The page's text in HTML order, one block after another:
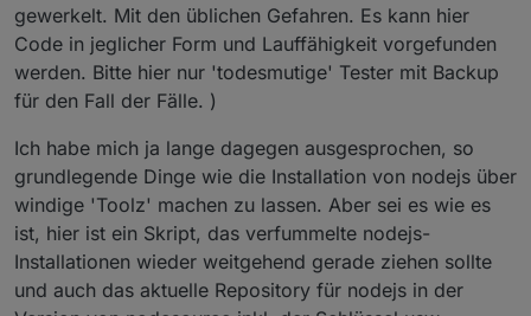
gewerkelt. Mit den üblichen Gefahren. Es kann hier
Code in jeglicher Form und Lauffähigkeit vorgefunden
werden. Bitte hier nur 'todesmutige' Tester mit Backup
für den Fall der Fälle. )
Ich habe mich ja lange dagegen ausgesprochen, so
grundlegende Dinge wie die Installation von nodejs über
windige 'Toolz' machen zu lassen. Aber sei es wie es
ist, hier ist ein Skript, das verfummelte nodejs-
Installationen wieder weitgehend gerade ziehen sollte
und auch das aktuelle Repository für nodejs in der